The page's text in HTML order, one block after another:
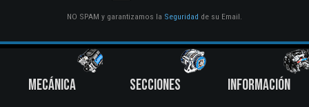
NO SPAM y garantizamos la Seguridad de su Email.
MECÁNICA
SECCIONES
INFORMACIÓN